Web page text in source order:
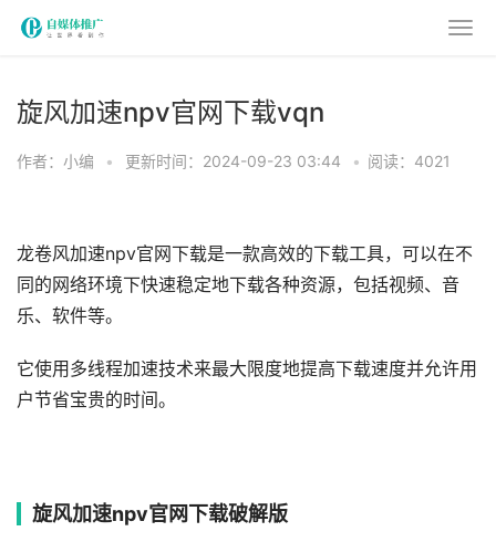
旋风加速npv官网下载vqn
作者：小编 • 更新时间：2024-09-23 03:44 • 阅读：4021
龙卷风加速npv官网下载是一款高效的下载工具，可以在不
同的网络环境下快速稳定地下载各种资源，包括视频、音
乐、软件等。
它使用多线程加速技术来最大限度地提高下载速度并允许用
户节省宝贵的时间。
旋风加速npv官网下载破解版